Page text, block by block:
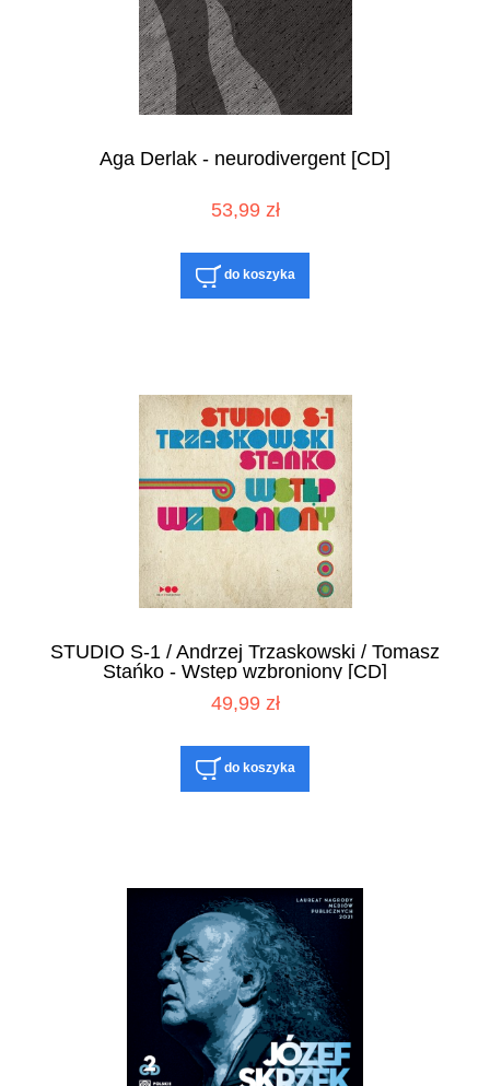
Aga Derlak - neurodivergent [CD]
53,99 zł
do koszyka
STUDIO S-1 / Andrzej Trzaskowski / Tomasz
Stańko - Wstęp wzbroniony [CD]
49,99 zł
do koszyka